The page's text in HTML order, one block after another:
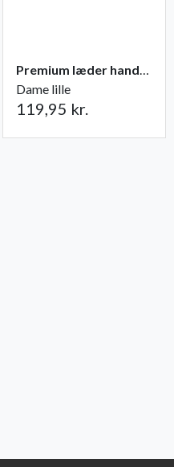
Premium læder handske Flutter
Dame lille
119,95 kr.